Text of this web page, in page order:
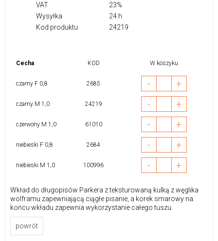
VAT
23%
Wysyłka
24 h
Kod produktu
24219
Cecha KOD W koszyku
czarny F 0,8 2685 - +
czarny M 1,0 24219 - +
czerwony M 1,0 61010 - +
niebieski F 0,8 2684 - +
niebieski M 1,0 100996 - +
Wkład do długopisów Parkera z teksturowaną kulką z węglika
wolframu zapewniającą ciągłe pisanie, a korek smarowy na
końcu wkładu zapewnia wykorzystanie całego tuszu.
powrót